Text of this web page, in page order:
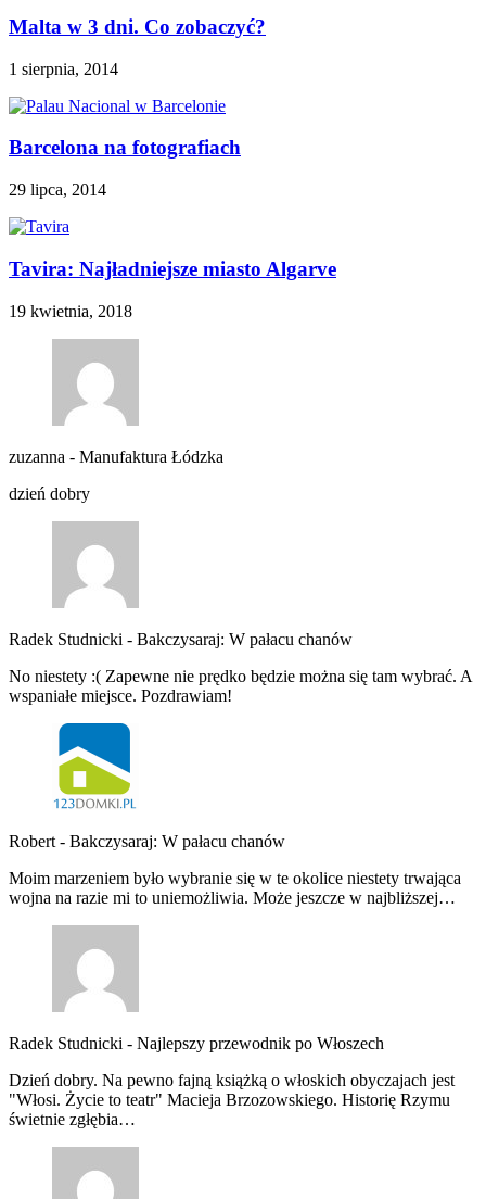
Malta w 3 dni. Co zobaczyć?
1 sierpnia, 2014
Barcelona na fotografiach
29 lipca, 2014
Tavira: Najładniejsze miasto Algarve
19 kwietnia, 2018
zuzanna - Manufaktura Łódzka
dzień dobry
Radek Studnicki - Bakczysaraj: W pałacu chanów
No niestety :( Zapewne nie prędko będzie można się tam wybrać. A
wspaniałe miejsce. Pozdrawiam!
Robert - Bakczysaraj: W pałacu chanów
Moim marzeniem było wybranie się w te okolice niestety trwająca
wojna na razie mi to uniemożliwia. Może jeszcze w najbliższej…
Radek Studnicki - Najlepszy przewodnik po Włoszech
Dzień dobry. Na pewno fajną książką o włoskich obyczajach jest
"Włosi. Życie to teatr" Macieja Brzozowskiego. Historię Rzymu
świetnie zgłębia…